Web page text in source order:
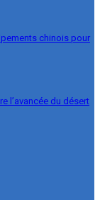
chinois pour
l’avancée du désert